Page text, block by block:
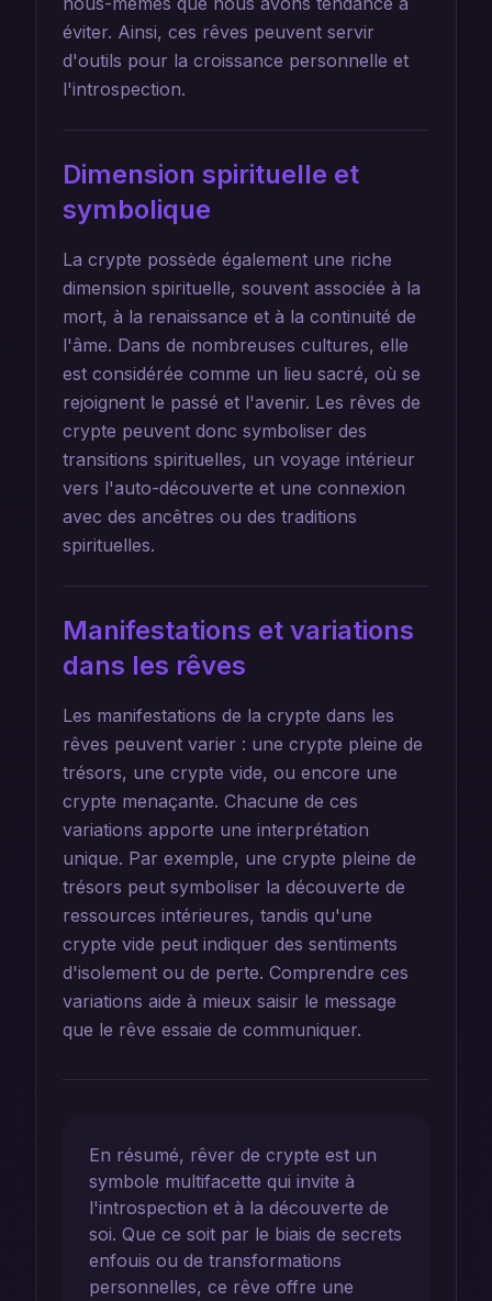
éviter. Ainsi, ces rêves peuvent servir
d'outils pour la croissance personnelle et
l'introspection.
Dimension spirituelle et
symbolique
La crypte possède également une riche
dimension spirituelle, souvent associée à la
mort, à la renaissance et à la continuité de
l'âme. Dans de nombreuses cultures, elle
est considérée comme un lieu sacré, où se
rejoignent le passé et l'avenir. Les rêves de
crypte peuvent donc symboliser des
transitions spirituelles, un voyage intérieur
vers l'auto-découverte et une connexion
avec des ancêtres ou des traditions
spirituelles.
Manifestations et variations
dans les rêves
Les manifestations de la crypte dans les
rêves peuvent varier : une crypte pleine de
trésors, une crypte vide, ou encore une
crypte menaçante. Chacune de ces
variations apporte une interprétation
unique. Par exemple, une crypte pleine de
trésors peut symboliser la découverte de
ressources intérieures, tandis qu'une
crypte vide peut indiquer des sentiments
d'isolement ou de perte. Comprendre ces
variations aide à mieux saisir le message
que le rêve essaie de communiquer.
En résumé, rêver de crypte est un
symbole multifacette qui invite à
l'introspection et à la découverte de
soi. Que ce soit par le biais de secrets
enfouis ou de transformations
personnelles, ce rêve offre une